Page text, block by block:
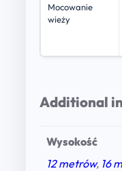
Mocowanie
wieży
Additional
Wysokość
12 metrów, 16